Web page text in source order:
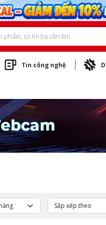
Tin công nghệ